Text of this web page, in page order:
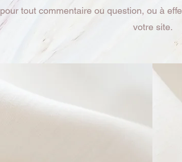
pour tout commentaire ou question, ou à
votre site.